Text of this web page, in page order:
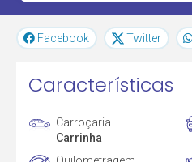
Facebook Twitter
Características
Carroçaria
Carrinha